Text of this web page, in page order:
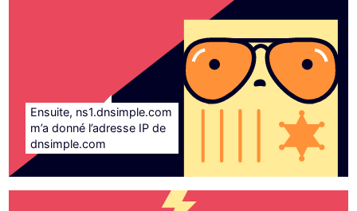
Ensuite, ns1.dnsimple.com
m’a donné l’adresse IP de
dnsimple.com